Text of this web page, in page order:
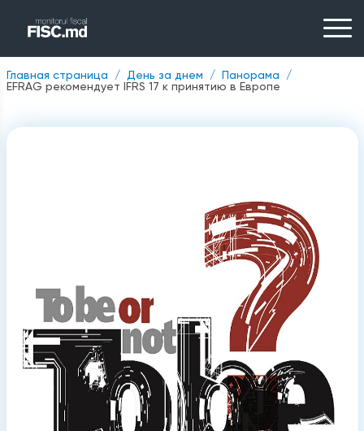
Главная страница День за днем
Панорама
EFRAG рекомендует IFRS 17 к принятию в Европе